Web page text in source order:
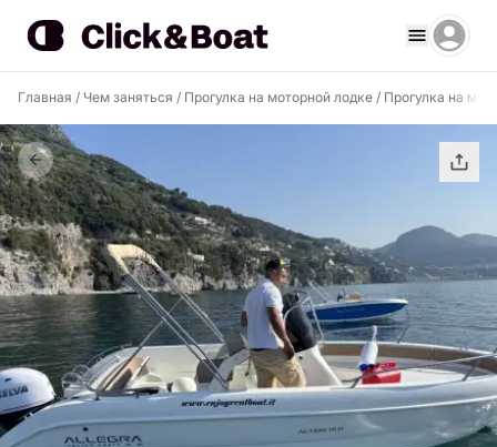
Главная / Чем заняться / Прогулка на моторной лодке / Прогулка на